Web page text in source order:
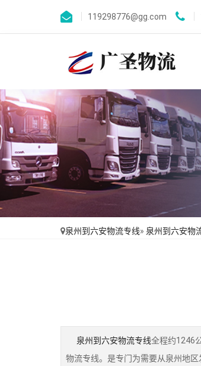
119298776@gg.com
泉州到六安物流专线» 泉州到六安物
泉州到六安物流专线全程约1246
物流专线。是专门为需要从泉州地